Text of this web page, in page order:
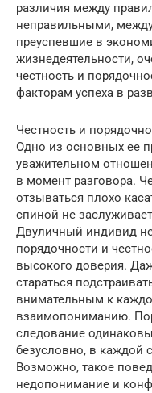
различия между
неправильными,
преуспевшие в
жизнедеятельности,
честность и
факторам успеха в
Честность и
Одно из основных ее
уважительном
в момент разговора.
отзываться плохо
спиной не
Двуличный индивид
порядочности и
высокого доверия.
стараться
внимательным к
взаимопониманию.
следование
безусловно, в каждой
Возможно, такое
недопонимание и